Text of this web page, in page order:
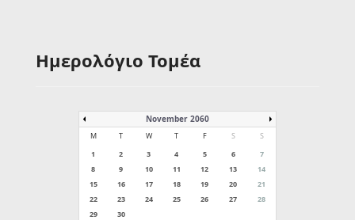
Ημερολόγιο Τομέα
November 2060
M T W T F S
S
1
2 3 4 5 6
7
8
9 10 11 12 13
14
15
16 17 18 19 20
21
22
23 24 25 26 27
28
29
30